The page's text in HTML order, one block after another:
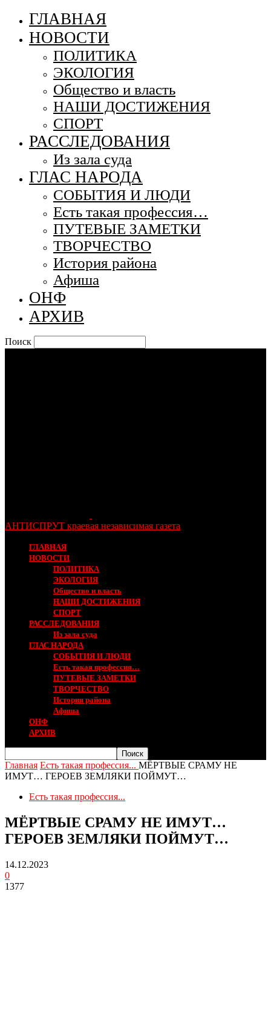
ГЛАВНАЯ
НОВОСТИ
ПОЛИТИКА
ЭКОЛОГИЯ
Общество и власть
НАШИ ДОСТИЖЕНИЯ
СПОРТ
РАССЛЕДОВАНИЯ
Из зала суда
ГЛАС НАРОДА
СОБЫТИЯ И ЛЮДИ
Есть такая профессия…
ПУТЕВЫЕ ЗАМЕТКИ
ТВОРЧЕСТВО
История района
Афиша
ОНФ
АРХИВ
Поиск
АНТИСПРУТ краевая независимая газета
ГЛАВНАЯ
НОВОСТИ
ПОЛИТИКА
ЭКОЛОГИЯ
Общество и власть
НАШИ ДОСТИЖЕНИЯ
СПОРТ
РАССЛЕДОВАНИЯ
Из зала суда
ГЛАС НАРОДА
СОБЫТИЯ И ЛЮДИ
Есть такая профессия…
ПУТЕВЫЕ ЗАМЕТКИ
ТВОРЧЕСТВО
История района
Афиша
ОНФ
АРХИВ
Главная Есть такая профессия... МЁРТВЫЕ СРАМУ НЕ
ИМУТ… ГЕРОЕВ ЗЕМЛЯКИ ПОЙМУТ…
Есть такая профессия...
МЁРТВЫЕ СРАМУ НЕ ИМУТ…
ГЕРОЕВ ЗЕМЛЯКИ ПОЙМУТ…
14.12.2023
0
1377